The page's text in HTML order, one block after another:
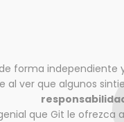
forma
ver que algunos
que Git le ofrezca